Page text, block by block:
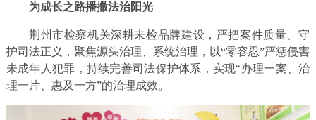
为成长之路播撒法治阳光
荆州市检察机关深耕未检品牌建设，严把案件质量、守
护司法正义，聚焦源头治理、系统治理，以“零容忍”严惩侵害
未成年人犯罪，持续完善司法保护体系，实现“办理一案、治
理一片、惠及一方”的治理成效。